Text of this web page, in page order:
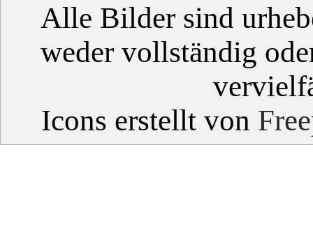
Alle Bilder sind
weder vollständig
Icons erstellt von